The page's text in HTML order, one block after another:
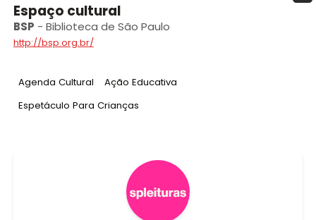
Espaço cultural
BSP - Biblioteca de São Paulo
http://bsp.org.br/
Tag:
Agenda Cultural Tag:
Ação Educativa
Tag:
Espetáculo Para Crianças